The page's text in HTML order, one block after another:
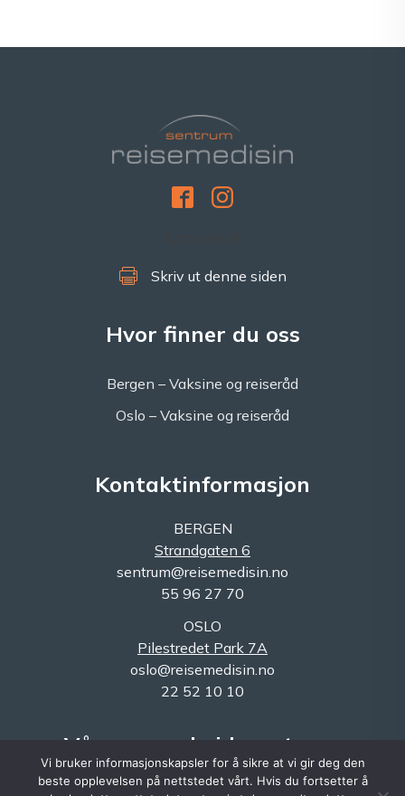
Skriv ut denne siden
Hvor finner du oss
Bergen – Vaksine og reiseråd
Oslo – Vaksine og reiseråd
Kontaktinformasjon
BERGEN
Strandgaten 6
sentrum@reisemedisin.no
55 96 27 70
OSLO
Pilestredet Park 7A
oslo@reisemedisin.no
22 52 10 10
Våre samarbeidspartnere
Vi bruker informasjonskapsler for å sikre at vi gir deg den
beste opplevelsen på nettstedet vårt. Hvis du fortsetter å